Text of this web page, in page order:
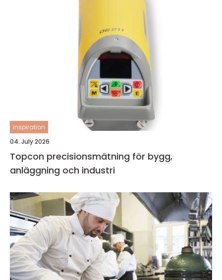
inspiration
04. July 2026
Topcon precisionsmätning för bygg,
anläggning och industri